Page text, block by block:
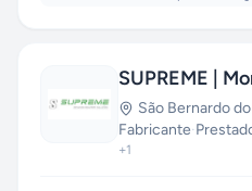
SUPREME |
São Bernardo
Fabricante·
+1